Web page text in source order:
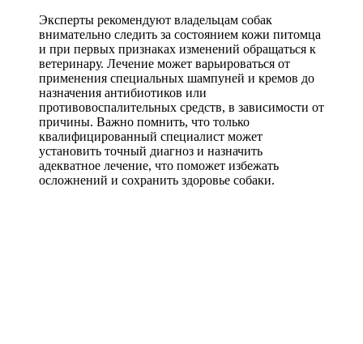
Эксперты рекомендуют владельцам собак
внимательно следить за состоянием кожи питомца
и при первых признаках изменений обращаться к
ветеринару. Лечение может варьироваться от
применения специальных шампуней и кремов до
назначения антибиотиков или
противовоспалительных средств, в зависимости от
причины. Важно помнить, что только
квалифицированный специалист может
установить точный диагноз и назначить
адекватное лечение, что поможет избежать
осложнений и сохранить здоровье собаки.